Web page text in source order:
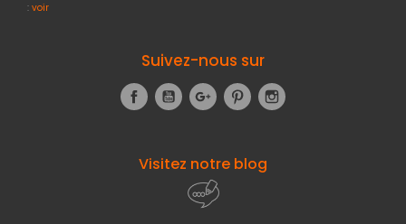
: voir
Suivez-nous sur
FacebookYouTubeGoogle+Pinterest
Visitez notre blog